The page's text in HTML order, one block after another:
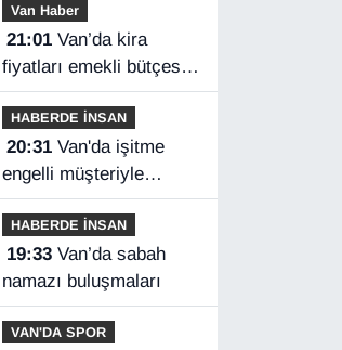
Van Haber
21:01Van’da kira
fiyatları emekli bütçesini
zorluyor
HABERDE İNSAN
20:31Van'da işitme
engelli müşteriyle
halaylı pazarlık
gülümsetti
HABERDE İNSAN
19:33Van’da sabah
namazı buluşmaları
VAN'DA SPOR